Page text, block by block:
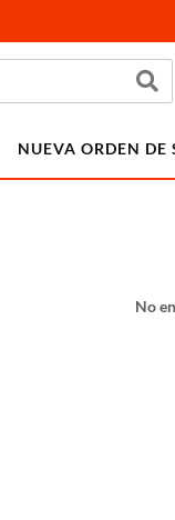
NUEVA ORDEN DE
No